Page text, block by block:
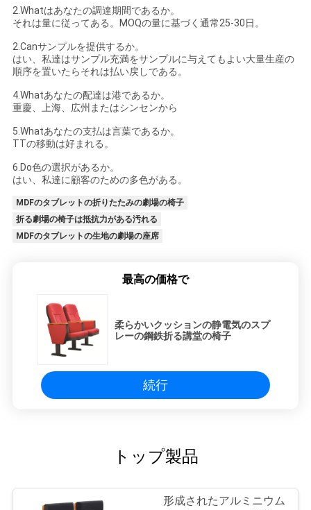
2.Whatはあなたの調達期間であるか。
それは量に従ってある。MOQの量に基づく通常25-30日。
2.Canサンプルを提供するか。
はい、私達はサンプル充満をサンプルに与えてもよい大量生産の
順序を置いたらそれは払い戻しである。
4.Whatあなたの配達は港であるか。
重慶、上海、広州またはシンセンから
5.Whatあなたの支払は言葉であるか。
TTの移動は好まれる。
6.Do色の選択があるか。
はい、私達に顧客のための多色がある。
MDFのタブレットの折りたたみの劇場の椅子
折る劇場の椅子は抵抗力がある汚れる
MDFのタブレットの生地の劇場の座席
最高の価格で
柔らかいクッションの静電気のスプ
レーの鋼鉄折る講堂の椅子
続行
トップ製品
形成されたアルミニウム